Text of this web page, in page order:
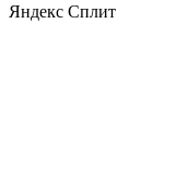
Яндекс Сплит